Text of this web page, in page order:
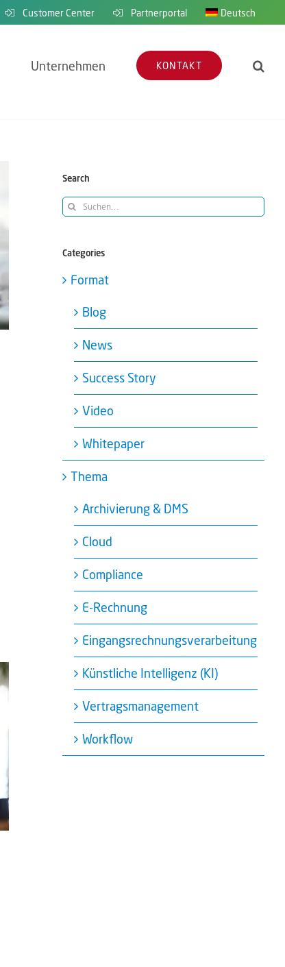
Customer Center Partnerportal Deutsch
Unternehmen KONTAKT
Search
Suche
Categories
Format
Blog
News
Success Story
Video
Whitepaper
Thema
Archivierung & DMS
Cloud
Compliance
E-Rechnung
Eingangsrechnungsverarbeitung
Künstliche Intelligenz (KI)
Vertragsmanagement
Workflow